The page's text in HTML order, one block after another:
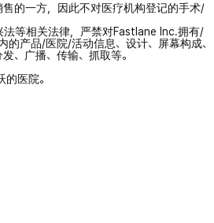
的一方，因此不对医疗机构登记的手术/
等相关法律，严禁对Fastlane Inc.拥有/
产品/医院/活动信息、设计、屏幕构成、
、广播、传输、抓取等。
医院。